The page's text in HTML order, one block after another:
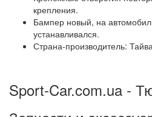
крепления.
Бампер новый, на
устанавливался.
Страна-производитель:
Sport-Car.com.ua -